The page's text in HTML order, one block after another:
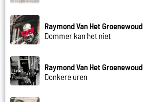
Raymond Van Het Groenewoud
Dommer kan het niet
Raymond Van Het Groenewoud
Donkere uren